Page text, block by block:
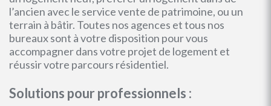
l’ancien avec le service vente de patrimoine, ou un
terrain à bâtir. Toutes nos agences et tous nos
bureaux sont à votre disposition pour vous
accompagner dans votre projet de logement et
réussir votre parcours résidentiel.
Solutions pour professionnels :